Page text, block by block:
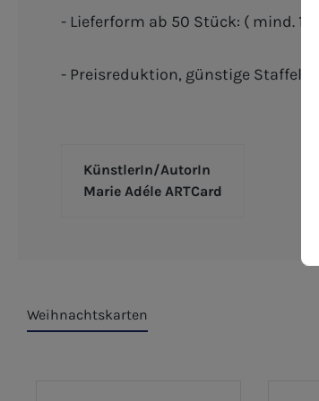
- Lieferform ab 50 Stück: ( mind.
- Preisreduktion, günstige
KünstlerIn/AutorIn
Marie Adéle ARTCard
Weihnachtskarten